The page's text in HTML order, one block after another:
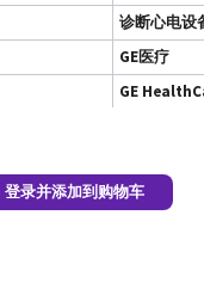
诊断心电设
GE医疗
GE
登录并添加到购物车